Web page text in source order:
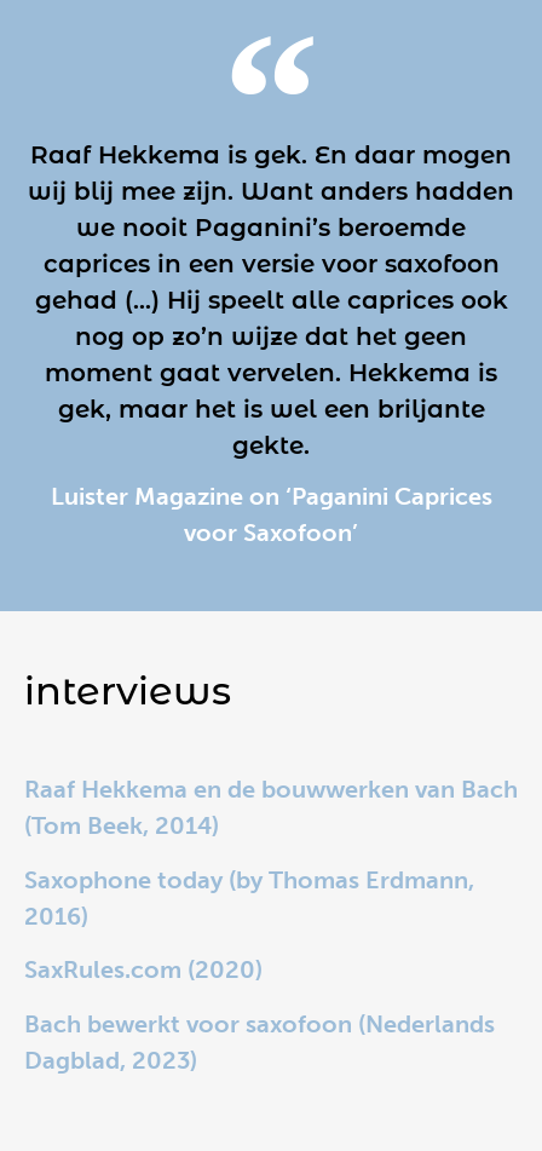
Raaf Hekkema is gek. En daar mogen
wij blij mee zijn. Want anders hadden
we nooit Paganini’s beroemde
caprices in een versie voor saxofoon
gehad (...) Hij speelt alle caprices ook
nog op zo’n wijze dat het geen
moment gaat vervelen. Hekkema is
gek, maar het is wel een briljante
gekte.
Luister Magazine on ‘Paganini Caprices
voor Saxofoon’
interviews
Raaf Hekkema en de bouwwerken van Bach
(Tom Beek, 2014)
Saxophone today (by Thomas Erdmann,
2016)
SaxRules.com (2020)
Bach bewerkt voor saxofoon (Nederlands
Dagblad, 2023)